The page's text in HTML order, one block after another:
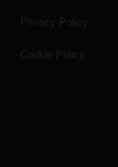
Privacy Policy
Cookie Policy